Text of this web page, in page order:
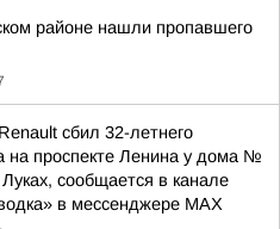
районе нашли пропавшего
сбил 32-летнего
на проспекте Ленина у дома №
сообщается в канале
в мессенджере MAX